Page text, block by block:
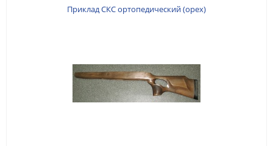
Приклад СКС ортопедический (орех)